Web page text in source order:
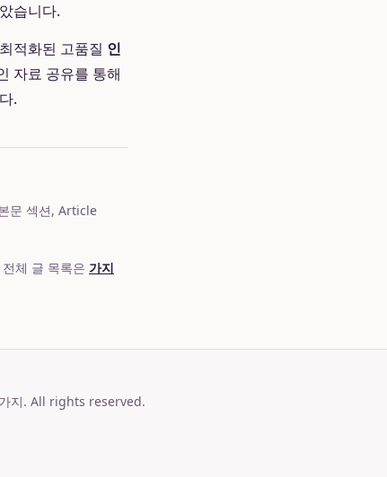
습니다.
적화된 고품질 인
자료 공유를 통해
.
문 섹션, Article
체 글 목록은 가지
가지. All rights reserved.